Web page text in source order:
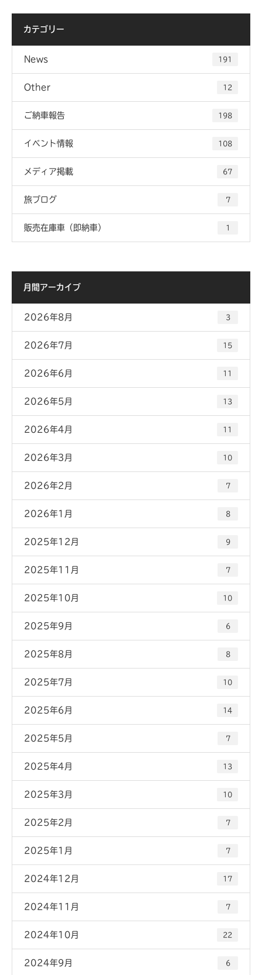
カテゴリー
News 191
Other 12
ご納車報告 198
イベント情報 108
メディア掲載 67
旅ブログ 7
販売在庫車（即納車） 1
月間アーカイブ
2026年8月 3
2026年7月 15
2026年6月 11
2026年5月 13
2026年4月 11
2026年3月 10
2026年2月 7
2026年1月 8
2025年12月 9
2025年11月 7
2025年10月 10
2025年9月 6
2025年8月 8
2025年7月 10
2025年6月 14
2025年5月 7
2025年4月 13
2025年3月 10
2025年2月 7
2025年1月 7
2024年12月 17
2024年11月 7
2024年10月 22
2024年9月 6